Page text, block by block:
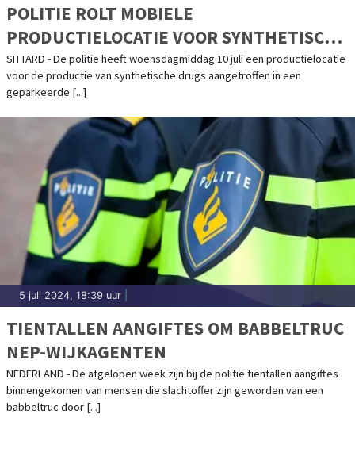
POLITIE ROLT MOBIELE
PRODUCTIELOCATIE VOOR SYNTHETISCHE
DRUGS OP IN SITTARD
SITTARD - De politie heeft woensdagmiddag 10 juli een productielocatie
voor de productie van synthetische drugs aangetroffen in een
geparkeerde [...]
5 juli 2024, 18:39 uur
TIENTALLEN AANGIFTES OM BABBELTRUC
NEP-WIJKAGENTEN
NEDERLAND - De afgelopen week zijn bij de politie tientallen aangiftes
binnengekomen van mensen die slachtoffer zijn geworden van een
babbeltruc door [...]